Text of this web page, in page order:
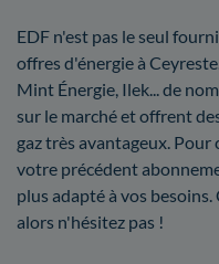
EDF n'est pas le seul
offres d'énergie à
Mint Énergie, Ilek... de
sur le marché et offrent
gaz très avantageux.
votre précédent
plus adapté à vos
alors n'hésitez pas !